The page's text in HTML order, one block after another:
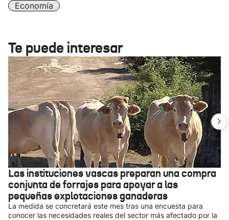
Economía
Te puede interesar
Las instituciones vascas preparan una compra
conjunta de forrajes para apoyar a las
pequeñas explotaciones ganaderas
La medida se concretará este mes tras una encuesta para
conocer las necesidades reales del sector más afectado por la